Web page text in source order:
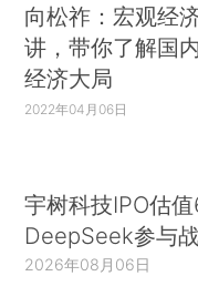
向松祚：宏观经
讲，带你了解国
经济大局
2022年04月06日
宇树科技IPO估
DeepSeek参与
2026年08月06日